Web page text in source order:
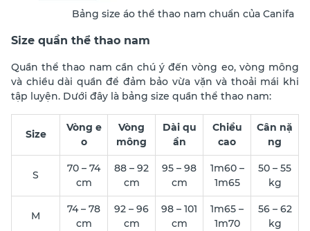
Bảng size áo thể thao nam chuẩn của Canifa
Size quần thể thao nam
Quần thể thao nam cần chú ý đến vòng eo, vòng mông
và chiều dài quần để đảm bảo vừa vặn và thoải mái khi
tập luyện. Dưới đây là bảng size quần thể thao nam:
Size
Vòng e
o
Vòng
mông
Dài qu
ần
Chiều
cao
Cân nặ
ng
S
70 – 74
cm
88 – 92
cm
95 – 98
cm
1m60 –
1m65
50 – 55
kg
M
74 – 78
cm
92 – 96
cm
98 – 101
cm
1m65 –
1m70
56 – 62
kg